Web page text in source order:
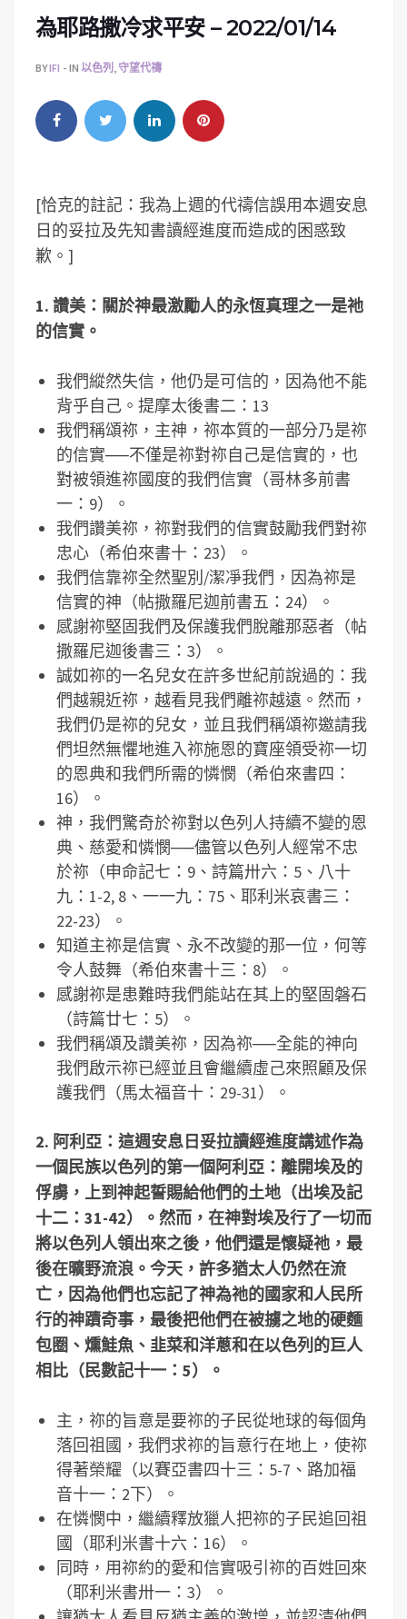
為耶路撒冷求平安 – 2022/01/14
BYIFI IN 以色列 ,守望代禱
[恰克的註記：我為上週的代禱信誤用本週安息
日的妥拉及先知書讀經進度而造成的困惑致
歉。]
1. 讚美：關於神最激勵人的永恆真理之一是祂
的信實。
我們縱然失信，他仍是可信的，因為他不能
背乎自己。提摩太後書二：13
我們稱頌祢，主神，祢本質的一部分乃是祢
的信實──不僅是祢對祢自己是信實的，也
對被領進祢國度的我們信實（哥林多前書
一：9）。
我們讚美祢，祢對我們的信實鼓勵我們對祢
忠心（希伯來書十：23）。
我們信靠祢全然聖別/潔凈我們，因為祢是
信實的神（帖撒羅尼迦前書五：24）。
感謝祢堅固我們及保護我們脫離那惡者（帖
撒羅尼迦後書三：3）。
誠如祢的一名兒女在許多世紀前說過的：我
們越親近祢，越看見我們離祢越遠。然而，
我們仍是祢的兒女，並且我們稱頌祢邀請我
們坦然無懼地進入祢施恩的寶座領受祢一切
的恩典和我們所需的憐憫（希伯來書四：
16）。
神，我們驚奇於祢對以色列人持續不變的恩
典、慈愛和憐憫──儘管以色列人經常不忠
於祢（申命記七：9、詩篇卅六：5、八十
九：1-2, 8、一一九：75、耶利米哀書三：
22-23）。
知道主祢是信實、永不改變的那一位，何等
令人鼓舞（希伯來書十三：8）。
感謝祢是患難時我們能站在其上的堅固磐石
（詩篇廿七：5）。
我們稱頌及讚美祢，因為祢──全能的神向
我們啟示祢已經並且會繼續虛己來照顧及保
護我們（馬太福音十：29-31）。
2. 阿利亞：這週安息日妥拉讀經進度講述作為
一個民族以色列的第一個阿利亞：離開埃及的
俘虜，上到神起誓賜給他們的土地（出埃及記
十二：31-42）。然而，在神對埃及行了一切而
將以色列人領出來之後，他們還是懷疑祂，最
後在曠野流浪。今天，許多猶太人仍然在流
亡，因為他們也忘記了神為祂的國家和人民所
行的神蹟奇事，最後把他們在被擄之地的硬麵
包圈、燻鮭魚、韭菜和洋蔥和在以色列的巨人
相比（民數記十一：5）。
主，祢的旨意是要祢的子民從地球的每個角
落回祖國，我們求祢的旨意行在地上，使祢
得著榮耀（以賽亞書四十三：5-7、路加福
音十一：2下）。
在憐憫中，繼續釋放獵人把祢的子民追回祖
國（耶利米書十六：16）。
同時，用祢約的愛和信實吸引祢的百姓回來
（耶利米書卅一：3）。